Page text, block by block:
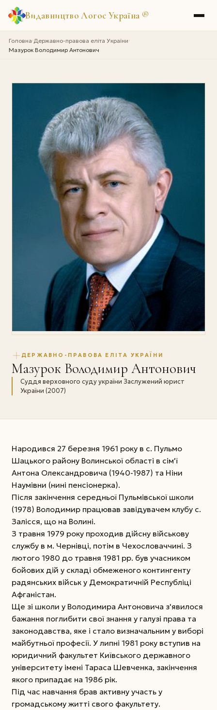
Видавництво Логос Україна ®
Головна›Державно-правова еліта України›
Мазурок Володимир Антонович
ДЕРЖАВНО-ПРАВОВА ЕЛІТА УКРАЇНИ
Мазурок Володимир Антонович
Суддя верховного суду україни Заслужений юрист
України (2007)
Народився 27 березня 1961 року в с. Пульмо
Шацького району Волинської області в сім'ї
Антона Олександровича (1940-1987) та Ніни
Наумівни (нині пенсіонерка).
Після закінчення середньої Пульмівської школи
(1978) Володимир працював завідувачем клубу с.
Залісся, що на Волині.
З травня 1979 року проходив дійсну військову
службу в м. Чернівці, потім в Чехословаччині. З
лютого 1980 до травня 1981 рр. був учасником
бойових дій у складі обмеженого контингенту
радянських військ у Демократичній Республіці
Афганістан.
Ще зі школи у Володимира Антоновича з'явилося
бажання поглибити свої знання у галузі права та
законодавства, яке і стало визначальним у виборі
майбутньої професії. У липні 1981 року вступив на
юридичний факультет Київського державного
університету імені Тараса Шевченка, закінчення
якого припадає на 1986 рік.
Під час навчання брав активну участь у
громадському житті свого факультету.